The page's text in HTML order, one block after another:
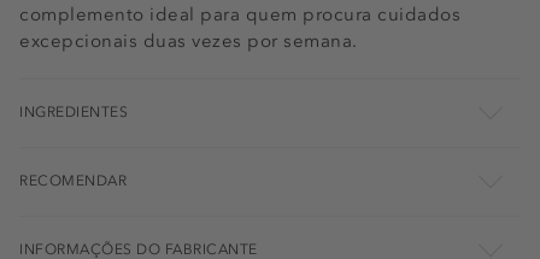
complemento ideal para quem procura cuidados
excepcionais duas vezes por semana.
INGREDIENTES
RECOMENDAR
INFORMAÇÕES DO FABRICANTE